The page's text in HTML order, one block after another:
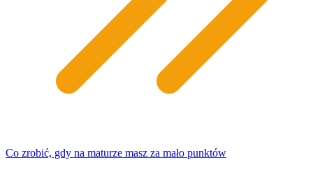
Co zrobić, gdy na maturze masz za mało punktów